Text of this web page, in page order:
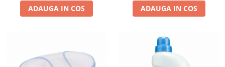
ADAUGA IN COS ADAUGA IN COS